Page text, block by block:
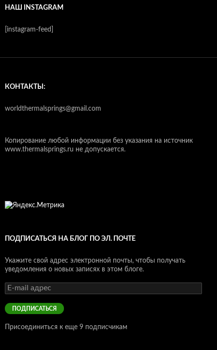
НАШ INSTAGRAM
[instagram-feed]
КОНТАКТЫ:
worldthermalsprings@gmail.com
Копирование любой информации без указания на источник
www.thermalsprings.ru не допускается.
ПОДПИСАТЬСЯ НА БЛОГ ПО ЭЛ. ПОЧТЕ
Укажите свой адрес электронной почты, чтобы получать
уведомления о новых записях в этом блоге.
E-
mail
адрес
ПОДПИСАТЬСЯ
Присоединиться к еще 9 подписчикам